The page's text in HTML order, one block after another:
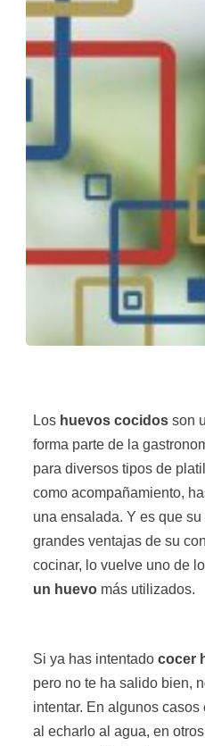
Los huevos cocidos son
forma parte de la
para diversos tipos de
como acompañamiento,
una ensalada. Y es que
grandes ventajas de su
cocinar, lo vuelve uno de
un huevo más utilizados.
Si ya has intentado cocer
pero no te ha salido bien,
intentar. En algunos
al echarlo al agua, en